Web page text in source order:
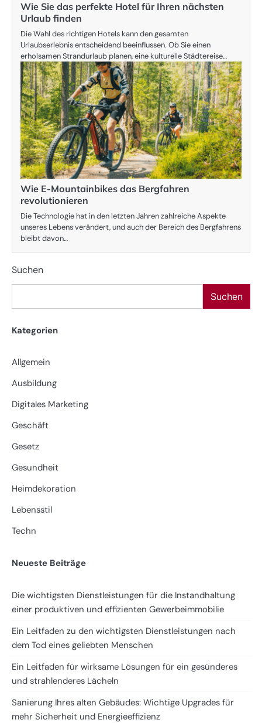
Wie Sie das perfekte Hotel für Ihren nächsten
Urlaub finden
Die Wahl des richtigen Hotels kann den gesamten
Urlaubserlebnis entscheidend beeinflussen. Ob Sie einen
erholsamen Strandurlaub planen, eine kulturelle Städtereise…
Wie E-Mountainbikes das Bergfahren
revolutionieren
Die Technologie hat in den letzten Jahren zahlreiche Aspekte
unseres Lebens verändert, und auch der Bereich des Bergfahrens
bleibt davon…
Suchen
Suchen
Kategorien
Allgemein
Ausbildung
Digitales Marketing
Geschäft
Gesetz
Gesundheit
Heimdekoration
Lebensstil
Techn
Neueste Beiträge
Die wichtigsten Dienstleistungen für die Instandhaltung
einer produktiven und effizienten Gewerbeimmobilie
Ein Leitfaden zu den wichtigsten Dienstleistungen nach
dem Tod eines geliebten Menschen
Ein Leitfaden für wirksame Lösungen für ein gesünderes
und strahlenderes Lächeln
Sanierung Ihres alten Gebäudes: Wichtige Upgrades für
mehr Sicherheit und Energieeffizienz